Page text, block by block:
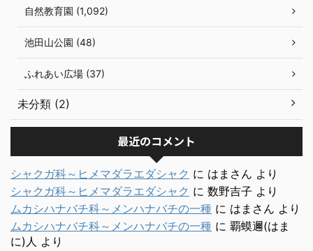
自然教育園 (1,092)
池田山公園 (48)
ふれあい広場 (37)
未分類 (2)
最近のコメント
シャクガ科～ヒメマダラエダシャク に はまさん より
シャクガ科～ヒメマダラエダシャク に 数野吉子 より
ムカシハナバチ科～メンハナバチの一種 に はまさん より
ムカシハナバチ科～メンハナバチの一種 に 覇蟆邇(はま
に)人 より